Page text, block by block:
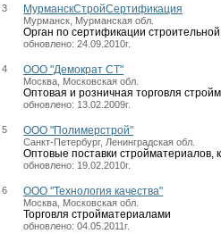
3 МурманскСтройСертификация
Мурманск, Мурманская обл.
Орган по сертификации
обновлено: 24.09.2010г.
4 ООО "Демократ СТ"
Москва, Московская обл.
Оптовая и розничная торговля
обновлено: 13.02.2009г.
5 ООО "Полимерстрой"
Санкт-Петербург, Ленинградская обл.
Оптовые поставки стройматериалов,
обновлено: 19.02.2010г.
6 ООО "Технология качества"
Москва, Московская обл.
Торговля стройматериалами
обновлено: 04.05.2011г.